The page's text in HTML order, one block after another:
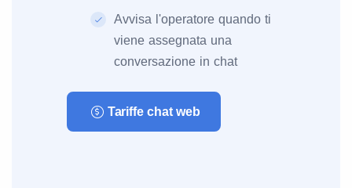
Avvisa l'operatore quando ti
viene assegnata una
conversazione in chat
Tariffe chat web